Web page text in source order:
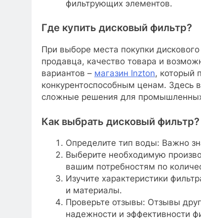
фильтрующих элементов.
Где купить дисковый фильтр?
При выборе места покупки
продавца, качество товара и
вариантов – магазин Inzton, который
конкурентоспособным ценам. Здесь
сложные решения для
Как выбрать дисковый фильтр?
Определите тип воды: Важно
Выберите необходимую
вашим потребностям по
Изучите характеристики
и материалы.
Проверьте отзывы: Отзывы
надежности и эффективности